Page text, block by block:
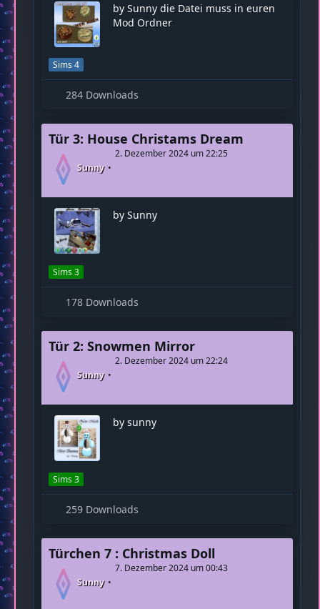
by Sunny die Datei muss in euren
Mod Ordner
Sims 4
284 Downloads
Tür 3: House Christams Dream
Sunny
2. Dezember 2024 um 22:25
by Sunny
Sims 3
178 Downloads
Tür 2: Snowmen Mirror
Sunny
2. Dezember 2024 um 22:24
by sunny
Sims 3
259 Downloads
Türchen 7 : Christmas Doll
Sunny
7. Dezember 2024 um 00:43